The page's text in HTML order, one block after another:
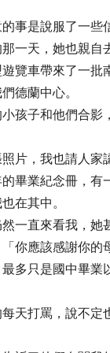
事是說服了一
一天，她也親自
覽車帶來了一
德蘭中心。
孩子和他們合
片，我也請人家
畢業紀念冊，
在其中。
一直來看我，她
你應該感謝你
多只是國中畢
天打罵，說不